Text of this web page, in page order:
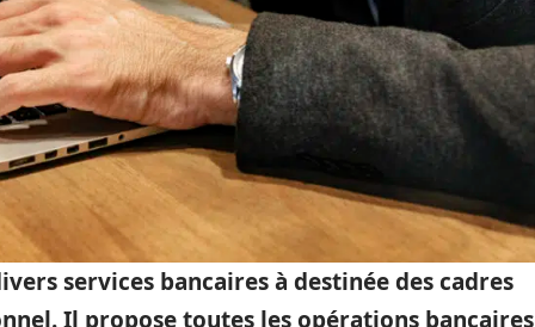
services bancaires à destinée des cadres
Il propose toutes les opérations bancaires